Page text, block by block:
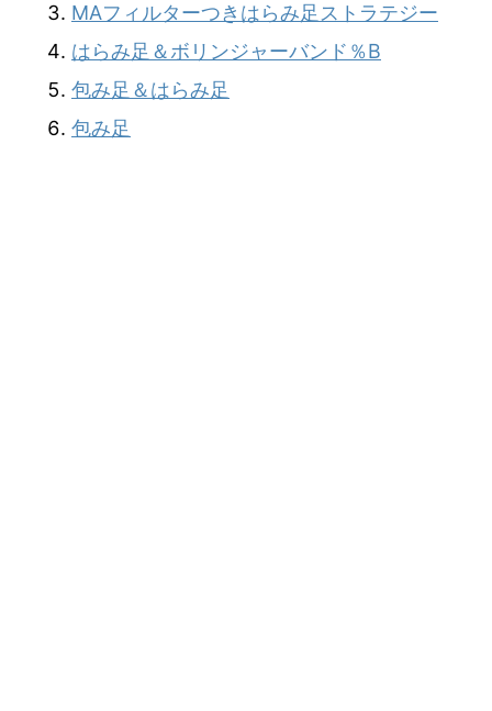
MAフィルターつきはらみ足ストラテジー
はらみ足＆ボリンジャーバンド％B
包み足＆はらみ足
包み足